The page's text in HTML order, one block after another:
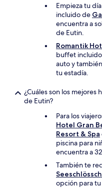
Empieza tu
incluido de
encuentra a
de Eutin.
Romantik
buffet
auto y
tu estadía.
¿Cuáles son los mejores
de Eutin?
Para los
Hotel Gran
Resort & Spa
piscina para
encuentra a
También te
opción para tu